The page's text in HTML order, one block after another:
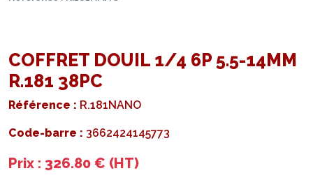
COFFRET DOUIL 1/4 6P 5.5-14MM
R.181 38PC
Référence : R.181NANO
Code-barre : 3662424145773
Prix : 326.80 € (HT)